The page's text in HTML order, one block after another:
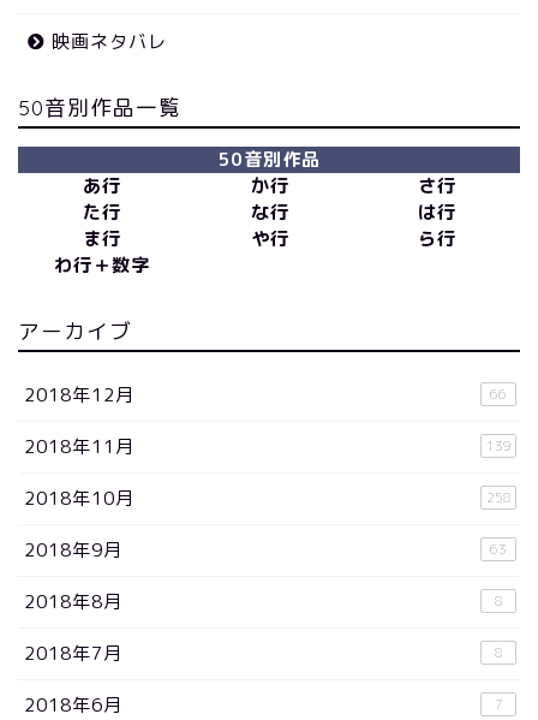
映画ネタバレ
50音別作品一覧
50音別作品
あ行
か行
さ行
た行
な行
は行
ま行
や行
ら行
わ行＋数字
アーカイブ
2018年12月 66
2018年11月 139
2018年10月 258
2018年9月 63
2018年8月 8
2018年7月 8
2018年6月 7